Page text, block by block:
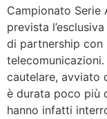
Campionato Serie
prevista
di partnership con
cautelare, avviato
è durata poco più
hanno infatti